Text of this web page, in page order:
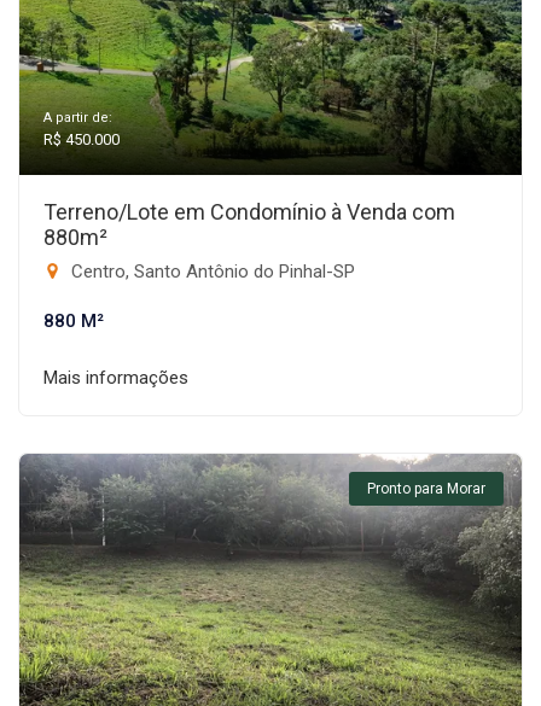
A partir de:
R$ 450.000
Terreno/Lote em Condomínio à Venda com
880m²
Centro, Santo Antônio do Pinhal-SP
880 M²
Mais informações
Pronto para Morar